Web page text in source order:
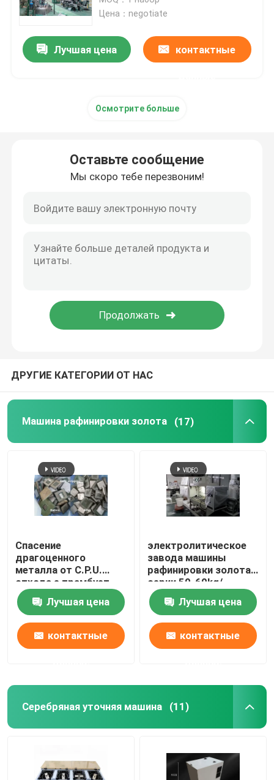
Оборудование обработки ненужного газа
Отливная машина Адвокатуры золота
печь нержавеющей стали плавя
электроники
Цена：negotiate
Лучшая цена контактные
Осмотрите больше
Оставьте сообщение
Мы скоро тебе перезвоним!
ДРУГИЕ КАТЕГОРИИ ОТ НАС
Машина рафинировки золота (17)
Спасение
драгоценного
металла от C.P.U.
отхода e трамбует
машину спасения
золотаЛучшая цена
контактные
электролитическое
завода машины
рафинировки золота
серии 50-60kg/
химическое
механическое
Лучшая цена
контактные
Серебряная уточняя машина (11)